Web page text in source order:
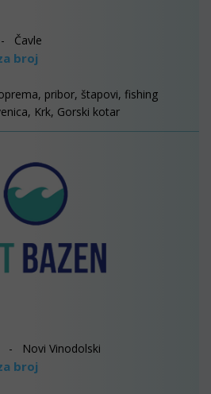
Čavle
broj
pribor, štapovi, fishing
Krk, Gorski kotar
- Novi Vinodolski
broj